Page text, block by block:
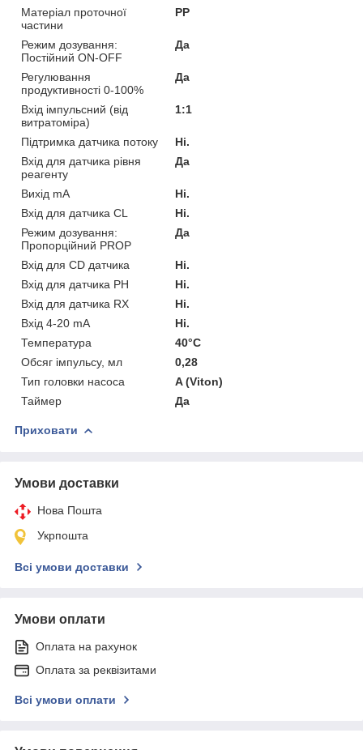
Матеріал проточної
частини
PP
Режим дозування:
Постійний ON-OFF
Да
Регулювання
продуктивності 0-100%
Да
Вхід імпульсний (від
витратоміра)
1:1
Підтримка датчика потоку
Ні.
Вхід для датчика рівня
реагенту
Да
Вихід mA
Ні.
Вхід для датчика CL
Ні.
Режим дозування:
Пропорційний PROP
Да
Вхід для CD датчика
Ні.
Вхід для датчика PH
Ні.
Вхід для датчика RX
Ні.
Вхід 4-20 mA
Ні.
Температура
40°C
Обсяг імпульсу, мл
0,28
Тип головки насоса
A (Viton)
Таймер
Да
Приховати
Умови доставки
Нова Пошта
Укрпошта
Всі умови доставки
Умови оплати
Оплата на рахунок
Оплата за реквізитами
Всі умови оплати